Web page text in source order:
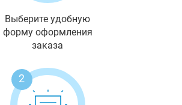
Выберите удобную
форму оформления
заказа
2